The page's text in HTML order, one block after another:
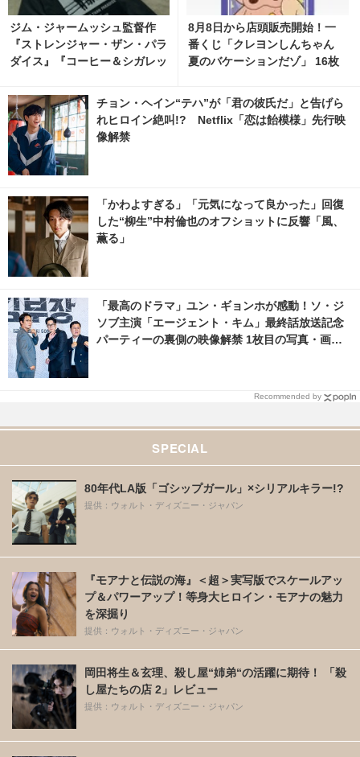
ジム・ジャームッシュ監督作
『ストレンジャー・ザン・パラ
ダイス』『コーヒー＆シガレッ
ャルTシャツ発売 2枚目の写
真・画像 | cinemacafe.net
8月8日から店頭販売開始！一
番くじ「クレヨンしんちゃん
夏のバケーションだゾ」 16枚
チョン・ヘイン“テハ”が「君の彼氏だ」と告げら
れヒロイン絶叫!? Netflix「恋は飴模様」先行映
像解禁
「かわよすぎる」「元気になって良かった」回復
した“柳生”中村倫也のオフショットに反響「風、
薫る」
「最高のドラマ」ユン・ギョンホが感動！ソ・ジ
ソブ主演「エージェント・キム」最終話放送記念
パーティーの裏側の映像解禁 1枚目の写真・画像 |
Recommended by
SPECIAL
80年代LA版「ゴシップガール」×シリアルキラー!?
提供：ウォルト・ディズニー・ジャパン
『モアナと伝説の海』＜超＞実写版でスケールアッ
プ＆パワーアップ！等身大ヒロイン・モアナの魅力
を深掘り
提供：ウォルト・ディズニー・ジャパン
岡田将生＆玄理、殺し屋“姉弟“の活躍に期待！ 「殺
し屋たちの店 2」レビュー
提供：ウォルト・ディズニー・ジャパン